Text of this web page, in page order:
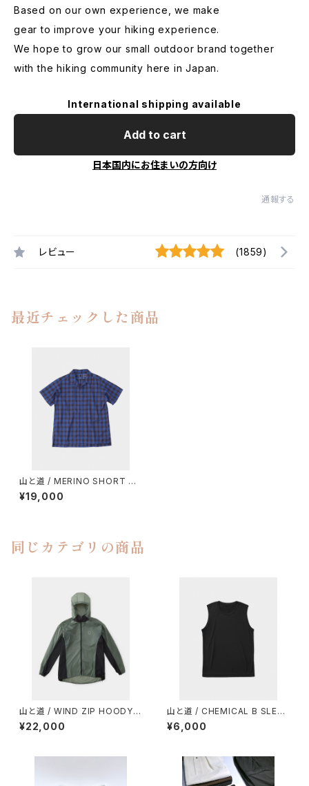
Based on our own experience, we make
gear to improve your hiking experience.
We hope to grow our small outdoor brand together
with the hiking community here in Japan.
International shipping available
Add to cart
日本国内にお住まいの方向け
通報する
レビュー (1859)
最近チェックした商品
山と道 / MERINO SHORT SL
EEVE SHIRT（MEN）
¥19,000
同じカテゴリの商品
山と道 / WIND ZIP HOODY
（UNISEX）
¥22,000
山と道 / CHEMICAL B SLEEV
ELESS（MEN）
¥6,000